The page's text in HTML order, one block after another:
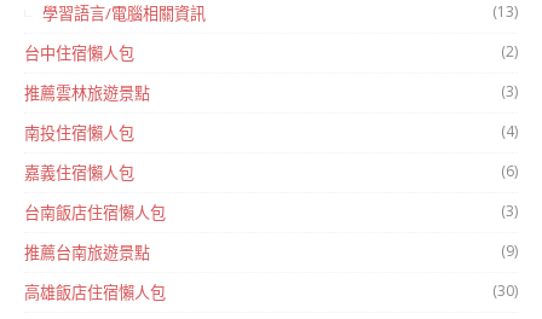
學習語言/電腦相關資訊 (13)
台中住宿懶人包 (2)
推薦雲林旅遊景點 (3)
南投住宿懶人包 (4)
嘉義住宿懶人包 (6)
台南飯店住宿懶人包 (3)
推薦台南旅遊景點 (9)
高雄飯店住宿懶人包 (30)